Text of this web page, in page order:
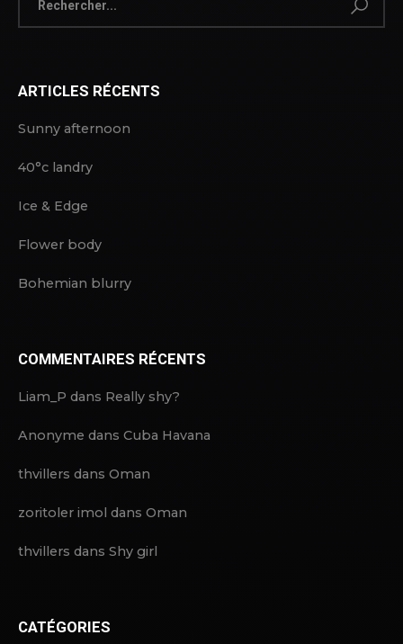
ARTICLES RÉCENTS
Sunny afternoon
40°c landry
Ice & Edge
Flower body
Bohemian blurry
COMMENTAIRES RÉCENTS
Liam_P dans Really shy?
Anonyme dans Cuba Havana
thvillers dans Oman
zoritoler imol dans Oman
thvillers dans Shy girl
CATÉGORIES